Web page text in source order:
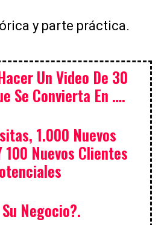
y parte práctica.
Un Video De 30
Se Convierta En ….
1.000 Nuevos
100 Nuevos Clientes
Negocio?.